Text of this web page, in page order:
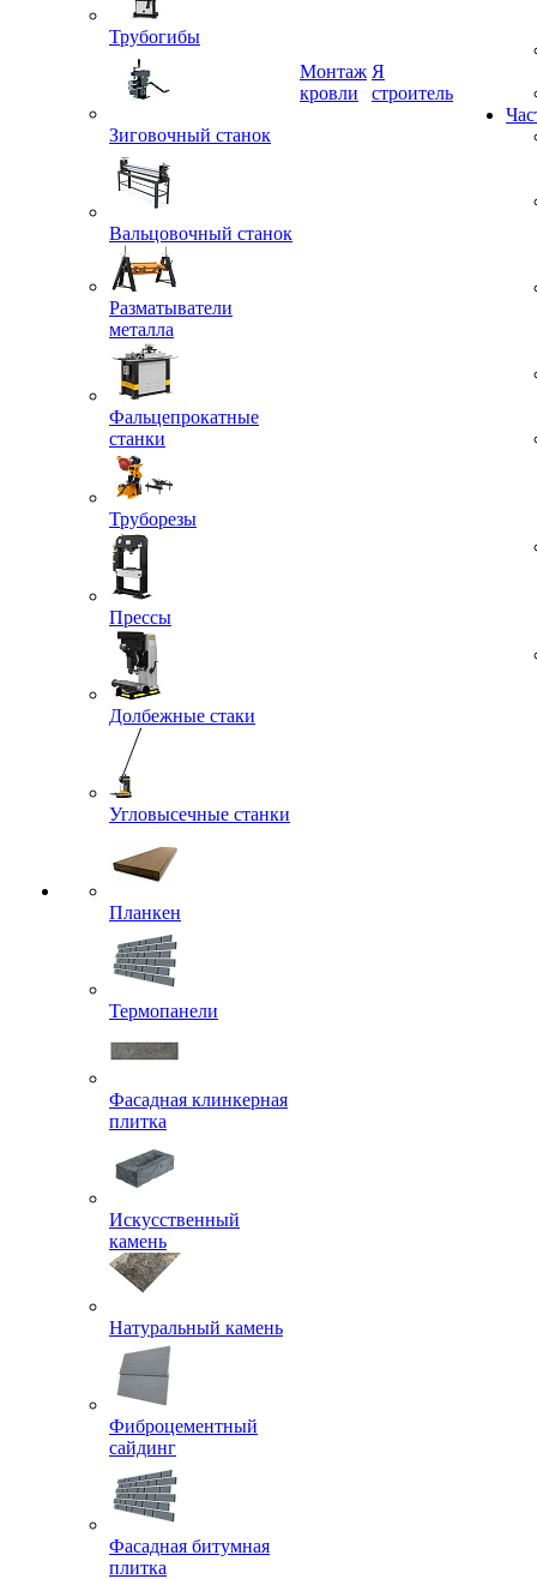
Трубогибы
Зиговочный станок
Вальцовочный станок
Разматыватели
металла
Фальцепрокатные
станки
Труборезы
Прессы
Долбежные стаки
Угловысечные станки
Планкен
Термопанели
Фасадная клинкерная
плитка
Искусственный
камень
Натуральный камень
Фиброцементный
сайдинг
Фасадная битумная
плитка
Монтаж
Я